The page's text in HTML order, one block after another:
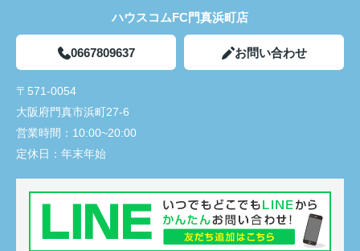
ハウスコムFC門真浜町店
0667809637 お問い合わせ
〒571-0054
大阪府門真市浜町27-6
営業時間： 10:00~20:00
定休日： 年末年始